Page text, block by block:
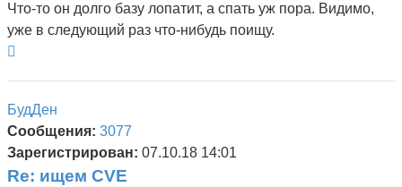
Что-то он долго базу лопатит, а спать уж пора. Видимо,
уже в следующий раз что-нибудь поищу.
БудДен
Сообщения: 3077
Зарегистрирован: 07.10.18 14:01
Re: ищем CVE